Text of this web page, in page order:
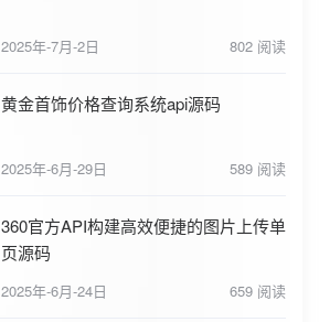
2025年-7月-2日 802 阅读
黄金首饰价格查询系统api源码
2025年-6月-29日 589 阅读
360官方API构建高效便捷的图片上传单
页源码
2025年-6月-24日 659 阅读